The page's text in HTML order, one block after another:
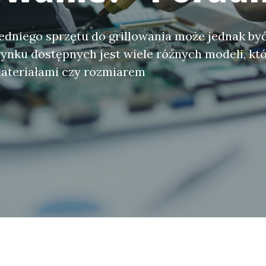
sprzętu do grillowania może jednak
dostępnych jest wiele różnych modeli,
czy rozmiarem